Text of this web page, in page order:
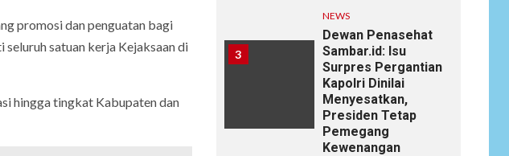
promosi dan penguatan bagi
satuan kerja Kejaksaan di
hingga tingkat Kabupaten dan
3
NEWS
Dewan Penasehat
Sambar.id: Isu
Surpres Pergantian
Kapolri Dinilai
Menyesatkan,
Presiden Tetap
Pemegang
Kewenangan